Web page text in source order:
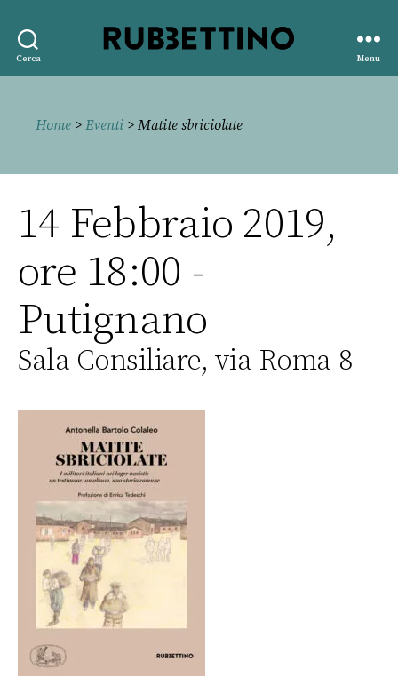
Cerca
editore
Menu
Home > Eventi > Matite sbriciolate
14 Febbraio 2019,
ore 18:00 -
Putignano
Sala Consiliare, via Roma 8